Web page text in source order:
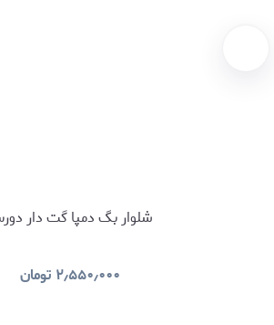
شلوار بگ دمپا گت دار
۲٫۵۵۰٫۰۰۰ تومان